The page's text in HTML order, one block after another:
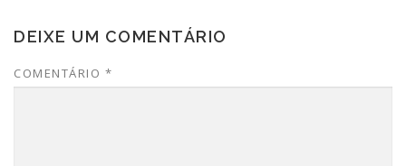
DEIXE UM COMENTÁRIO
COMENTÁRIO *